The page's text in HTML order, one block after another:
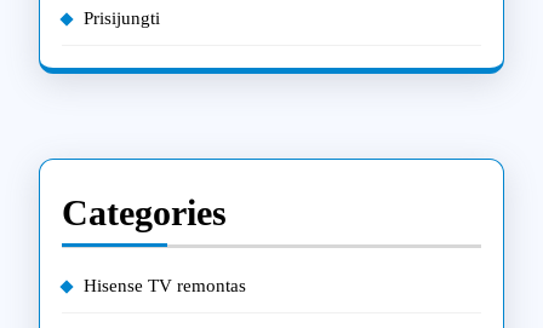
Prisijungti
Categories
Hisense TV remontas